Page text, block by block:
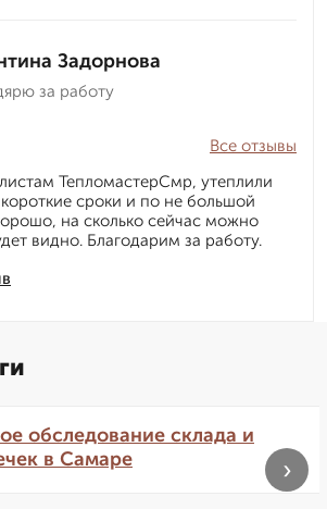
Задорнова
за работу
Все отзывы
ТепломастерСмр, утеплили
сроки и по не большой
на сколько сейчас можно
видно. Благодарим за работу.
обследование склада и
в Самаре
›